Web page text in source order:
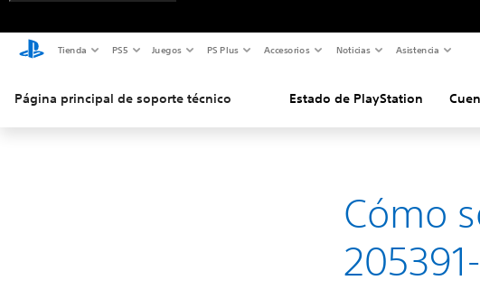
Tienda PS5 Juegos PS Plus Accesorios Noticias Asistencia
Página principal de soporte técnico Estado de PlayStation
Cómo